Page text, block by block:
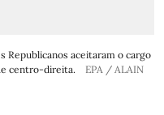
Republicanos aceitaram o cargo
centro-direita.
EPA / ALAIN